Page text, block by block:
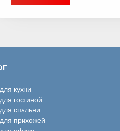
кухни
гостиной
спальни
прихожей